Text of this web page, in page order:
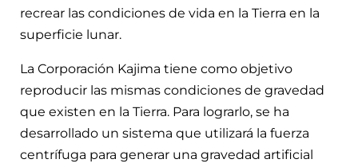
recrear las condiciones de vida en la Tierra en la
superficie lunar.
La Corporación Kajima tiene como objetivo
reproducir las mismas condiciones de gravedad
que existen en la Tierra. Para lograrlo, se ha
desarrollado un sistema que utilizará la fuerza
centrífuga para generar una gravedad artificial